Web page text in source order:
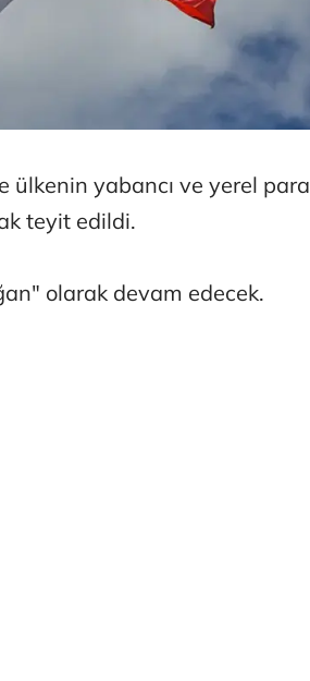
ülkenin yabancı ve yerel para
teyit edildi.
olarak devam edecek.